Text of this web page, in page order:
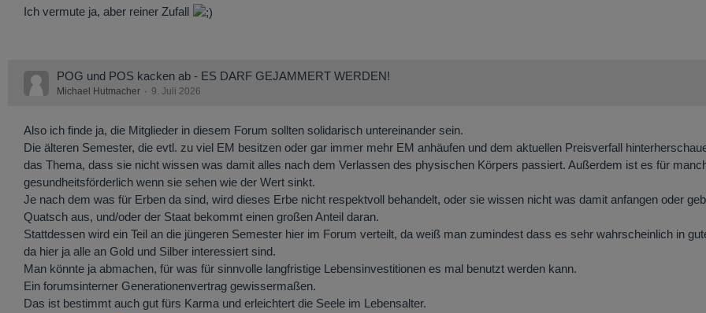
Ich vermute ja, aber reiner Zufall
POG und POS kacken ab - ES DARF GEJAMMERT WERDEN!
Michael Hutmacher 9. Juli 2026
Also ich finde ja, die Mitglieder in diesem Forum sollten solidarisch untereinander sein.
Die älteren Semester, die evtl. zu viel EM besitzen oder gar immer mehr EM anhäufen und dem aktuellen Preisverfall
das Thema, dass sie nicht wissen was damit alles nach dem Verlassen des physischen Körpers passiert. Außerdem ist es für
gesundheitsförderlich wenn sie sehen wie der Wert sinkt.
Je nach dem was für Erben da sind, wird dieses Erbe nicht respektvoll behandelt, oder sie wissen nicht was damit anfangen oder
Quatsch aus, und/oder der Staat bekommt einen großen Anteil daran.
Stattdessen wird ein Teil an die jüngeren Semester hier im Forum verteilt, da weiß man zumindest dass es sehr wahrscheinlich in
da hier ja alle an Gold und Silber interessiert sind.
Man könnte ja abmachen, für was für sinnvolle langfristige Lebensinvestitionen es mal benutzt werden kann.
Ein forumsinterner Generationenvertrag gewissermaßen.
Das ist bestimmt auch gut fürs Karma und erleichtert die Seele im Lebensalter.